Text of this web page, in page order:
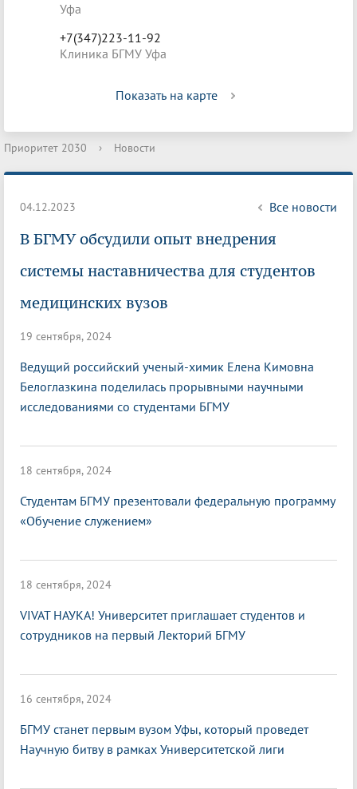
Уфа
+7(347)223-11-92
Клиника БГМУ Уфа
Показать на карте
Приоритет 2030 › Новости
04.12.2023 Все новости
В БГМУ обсудили опыт внедрения
системы наставничества для студентов
медицинских вузов
19 сентября, 2024
Ведущий российский ученый-химик Елена Кимовна
Белоглазкина поделилась прорывными научными
исследованиями со студентами БГМУ
18 сентября, 2024
Студентам БГМУ презентовали федеральную программу
«Обучение служением»
18 сентября, 2024
VIVAT НАУКА! Университет приглашает студентов и
сотрудников на первый Лекторий БГМУ
16 сентября, 2024
БГМУ станет первым вузом Уфы, который проведет
Научную битву в рамках Университетской лиги